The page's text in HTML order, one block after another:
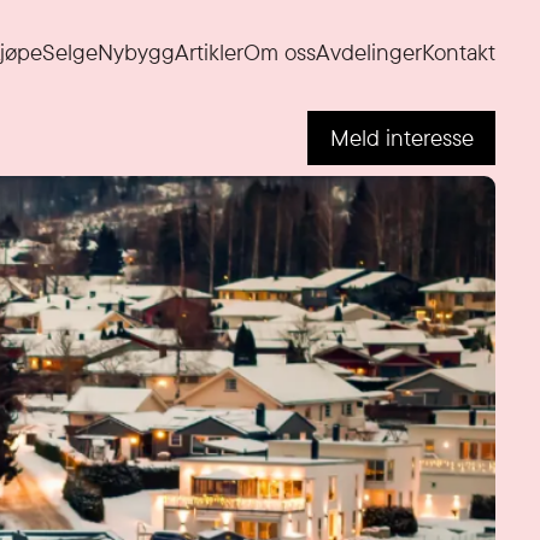
SelgeNybyggArtiklerOm ossAvdelingerKontakt
Meld interesse